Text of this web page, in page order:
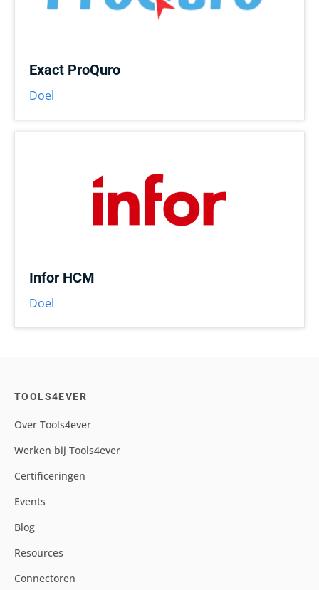
Exact ProQuro
Doel
Infor HCM
Doel
TOOLS4EVER
Over Tools4ever
Werken bij Tools4ever
Certificeringen
Events
Blog
Resources
Connectoren